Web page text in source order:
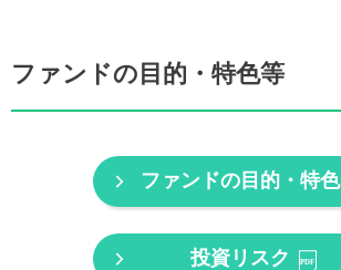
ファンドの目的・特色等
ファンドの目的・特色
投資リスク